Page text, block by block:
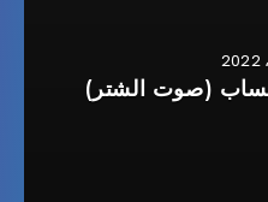
(صوت الشتر)